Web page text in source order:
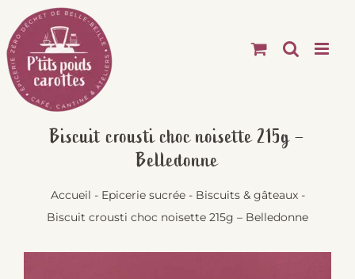
Passer
au
contenu
Biscuit crousti choc noisette 215g –
Belledonne
Accueil - Epicerie sucrée- Biscuits & gâteaux-
Biscuit crousti choc noisette 215g – Belledonne